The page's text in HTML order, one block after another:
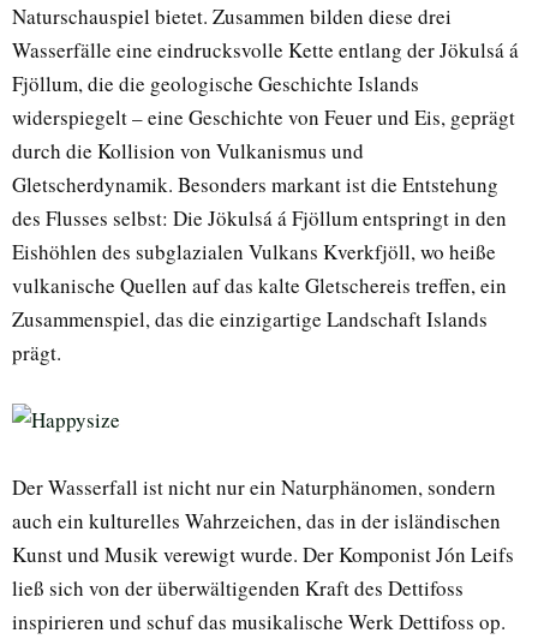
Naturschauspiel bietet. Zusammen bilden diese drei
Wasserfälle eine eindrucksvolle Kette entlang der Jökulsá á
Fjöllum, die die geologische Geschichte Islands
widerspiegelt – eine Geschichte von Feuer und Eis, geprägt
durch die Kollision von Vulkanismus und
Gletscherdynamik. Besonders markant ist die Entstehung
des Flusses selbst: Die Jökulsá á Fjöllum entspringt in den
Eishöhlen des subglazialen Vulkans Kverkfjöll, wo heiße
vulkanische Quellen auf das kalte Gletschereis treffen, ein
Zusammenspiel, das die einzigartige Landschaft Islands
prägt.
Der Wasserfall ist nicht nur ein Naturphänomen, sondern
auch ein kulturelles Wahrzeichen, das in der isländischen
Kunst und Musik verewigt wurde. Der Komponist Jón Leifs
ließ sich von der überwältigenden Kraft des Dettifoss
inspirieren und schuf das musikalische Werk Dettifoss op.